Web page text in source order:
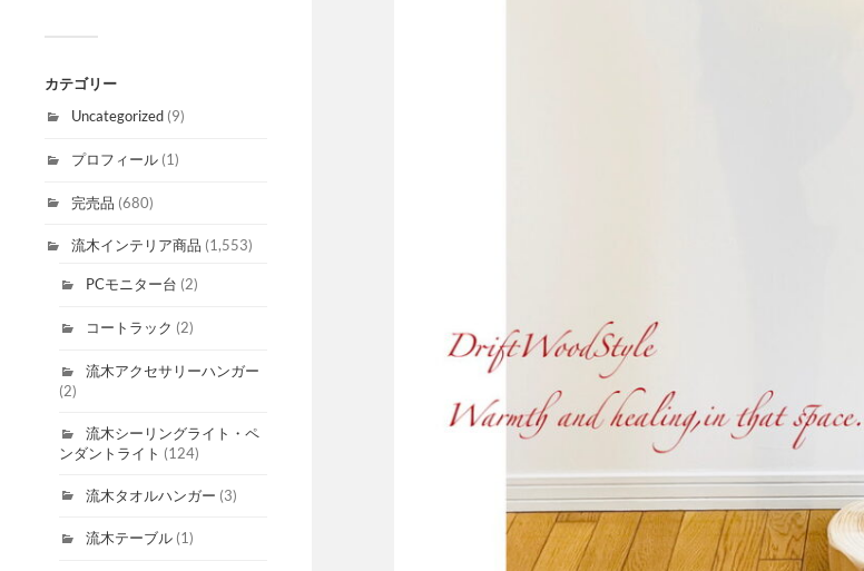
カテゴリー
Uncategorized (9)
プロフィール (1)
完売品 (680)
流木インテリア商品 (1,553)
PCモニター台 (2)
コートラック (2)
流木アクセサリーハンガー
(2)
流木シーリングライト・ペ
ンダントライト (124)
流木タオルハンガー (3)
流木テーブル(1)